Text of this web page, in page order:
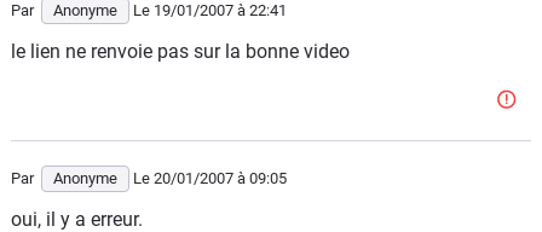
Forum
Par Anonyme Le 19/01/2007 à 22:41
le lien ne renvoie pas sur la bonne video
Par Anonyme Le 20/01/2007 à 09:05
oui, il y a erreur.